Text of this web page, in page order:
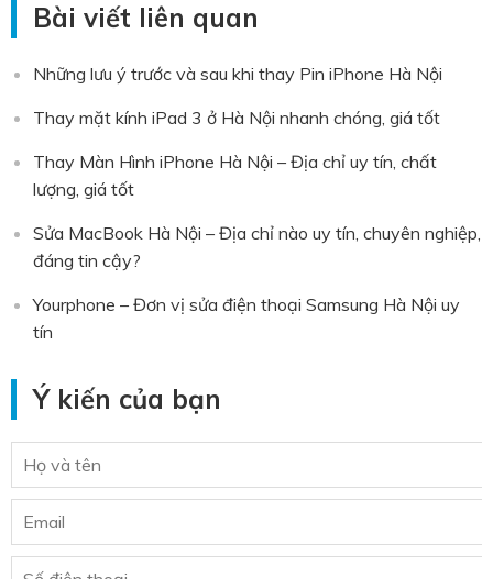
Bài viết liên quan
Những lưu ý trước và sau khi thay Pin iPhone Hà Nội
Thay mặt kính iPad 3 ở Hà Nội nhanh chóng, giá tốt
Thay Màn Hình iPhone Hà Nội – Địa chỉ uy tín, chất
lượng, giá tốt
Sửa MacBook Hà Nội – Địa chỉ nào uy tín, chuyên nghiệp,
đáng tin cậy?
Yourphone – Đơn vị sửa điện thoại Samsung Hà Nội uy
tín
Ý kiến của bạn